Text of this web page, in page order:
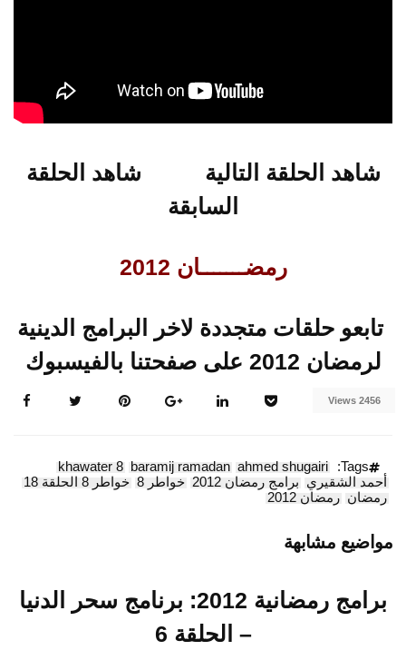
شاهد الحلقة التالية
شاهد الحلقة
السابقة
رمضـــــــان 2012
تابعو حلقات متجددة لاخر البرامج الدينية
لرمضان 2012 على صفحتنا بالفيسبوك
2456 Views
Tags:
ahmed shugairi
baramij ramadan
khawater 8
أحمد الشقيري برامج رمضان 2012 خواطر 8
خواطر 8 الحلقة 18
رمضان رمضان 2012
مواضيع مشابهة
برامج رمضانية 2012: برنامج سحر الدنيا
– الحلقة 6